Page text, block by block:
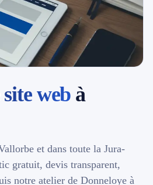
par marqueweb à
et dans toute la Jura-
gratuit, devis transparent,
notre atelier de Donneloye à